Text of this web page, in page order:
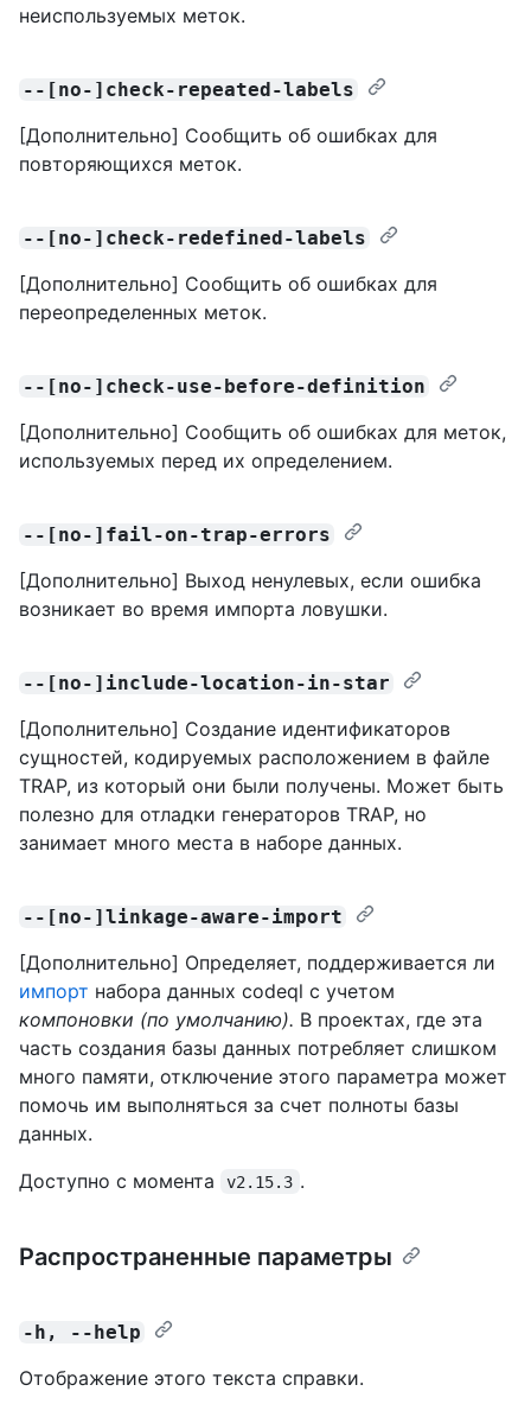
неиспользуемых меток.
--[no-]check-repeated-labels
[Дополнительно] Сообщить об ошибках для
повторяющихся меток.
--[no-]check-redefined-labels
[Дополнительно] Сообщить об ошибках для
переопределенных меток.
--[no-]check-use-before-definition
[Дополнительно] Сообщить об ошибках для меток,
используемых перед их определением.
--[no-]fail-on-trap-errors
[Дополнительно] Выход ненулевых, если ошибка
возникает во время импорта ловушки.
--[no-]include-location-in-star
[Дополнительно] Создание идентификаторов
сущностей, кодируемых расположением в файле
TRAP, из который они были получены. Может быть
полезно для отладки генераторов TRAP, но
занимает много места в наборе данных.
--[no-]linkage-aware-import
[Дополнительно] Определяет, поддерживается ли
импорт набора данных codeql с учетом
компоновки (по умолчанию). В проектах, где эта
часть создания базы данных потребляет слишком
много памяти, отключение этого параметра может
помочь им выполняться за счет полноты базы
данных.
Доступно с момента
v2.15.3 .
Распространенные параметры
-h, --help
Отображение этого текста справки.